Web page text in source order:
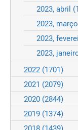
2023, abril
2023, março
2023,
2023,
2022 (1701)
2021 (2079)
2020 (2844)
2019 (1374)